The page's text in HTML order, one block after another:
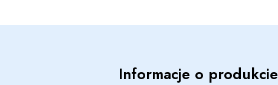
Informacje o produkcie